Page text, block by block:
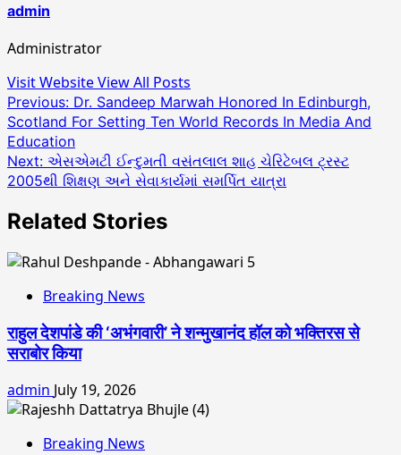
admin
Administrator
Visit WebsiteView All Posts
Post
navigation
Previous: Dr. Sandeep Marwah Honored In Edinburgh,
Scotland For Setting Ten World Records In Media And
Education
Next: એસએમટી ઈન્દુમતી વસંતલાલ શાહ ચેરિટેબલ ટ્રસ્ટ
2005થી શિક્ષણ અને સેવાકાર્યમાં સમર્પિત યાત્રા
Related Stories
Breaking News
राहुल देशपांडे की ‘अभंगवारी’ ने शन्मुखानंद हॉल को भक्तिरस से
सराबोर किया
admin July 19, 2026
Breaking News